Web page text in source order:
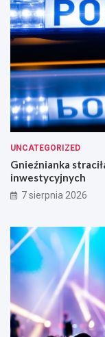
UNCATEGORIZED
Gnieźnianka
inwestycyjnych
7 sierpnia 2026